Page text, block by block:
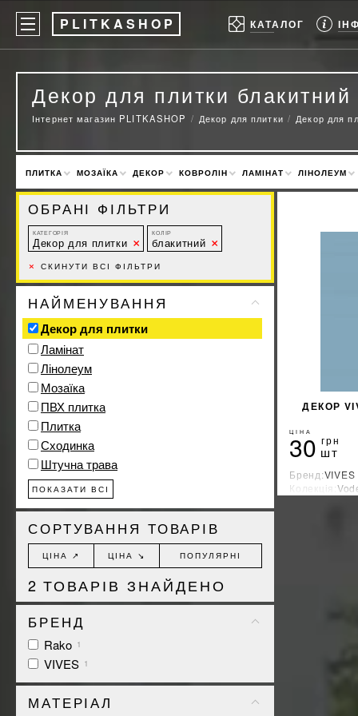
P LITKASHOP КАТАЛОГ
Декор для плитки блакитний
Інтернет магазин PLITKASHOP Декор для плитки Декор для
ПЛИТКА МОЗАЇКА ДЕКОР КОВРОЛІН ЛАМІНАТ ЛІНОЛЕУМ
ДЕКОР
ЦІНА
30 грн
шт
Бренд:VIVES
Колекція:
ОБРАНІ ФІЛЬТРИ
КАТЕГОРІЯ
Декор для плитки
КОЛІР
блакитний
× СКИНУТИ ВСІ ФІЛЬТРИ
НАЙМЕНУВАННЯ
Декор для плитки
Ламінат
Лінолеум
Мозаїка
ПВХ плитка
Плитка
Сходинка
Штучна трава
ПОКАЗАТИ ВСІ
СОРТУВАННЯ ТОВАРІВ
ЦІНА ↗ ЦІНА ↘ ПОПУЛЯРНІ
2 ТОВАРІВ ЗНАЙДЕНО
БРЕНД
Rako 1
VIVES 1
МАТЕРІАЛ